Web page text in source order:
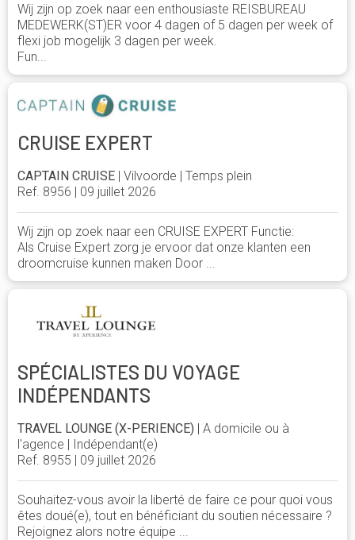
Wij zijn op zoek naar een enthousiaste REISBUREAU
MEDEWERK(ST)ER voor 4 dagen of 5 dagen per week of
flexi job mogelijk 3 dagen per week.
Fun...
CRUISE EXPERT
CAPTAIN CRUISE | Vilvoorde | Temps plein
Ref. 8956 | 09 juillet 2026
Wij zijn op zoek naar een CRUISE EXPERT Functie:
Als Cruise Expert zorg je ervoor dat onze klanten een
droomcruise kunnen maken Door ...
SPÉCIALISTES DU VOYAGE
INDÉPENDANTS
TRAVEL LOUNGE (X-PERIENCE) | A domicile ou à
l'agence | Indépendant(e)
Ref. 8955 | 09 juillet 2026
Souhaitez-vous avoir la liberté de faire ce pour quoi vous
êtes doué(e), tout en bénéficiant du soutien nécessaire ?
Rejoignez alors notre équipe ...